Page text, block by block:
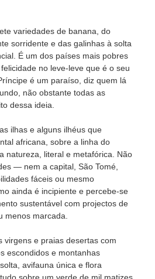
variedades de banana, do
sorridente e das galinhas à solta
É um dos países mais pobres
no leve-leve que é o seu
é um paraíso, diz quem lá
não obstante todas as
dessa ideia.
ilhas e alguns ilhéus que
africana, sobre a linha do
natureza, literal e metafórica. Não
— nem a capital, São Tomé,
fáceis ou mesmo
ainda é incipiente e percebe-se
sustentável com projectos de
menos marcada.
virgens e praias desertas com
escondidos e montanhas
avifauna única e flora